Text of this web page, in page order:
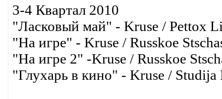
3-4 Квартал 2010
"Ласковый май" - Kruse / Pettox
"На игре" - Kruse / Russkoe
"На игре 2" -Kruse / Russkoe
"Глухарь в кино" - Kruse /